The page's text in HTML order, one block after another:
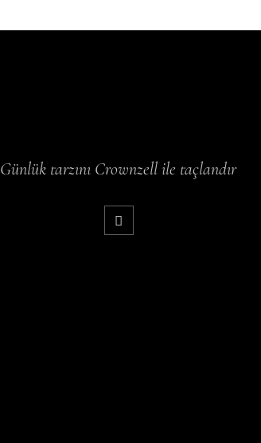
Günlük tarzını Crownzell ile taçlandır